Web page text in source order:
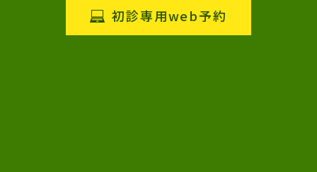
初診専用web予約